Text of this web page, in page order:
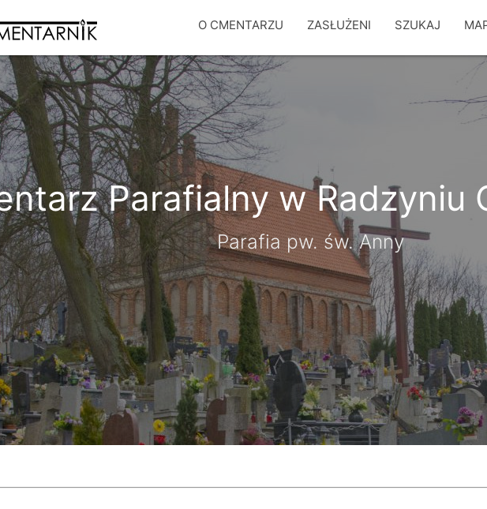
O CMENTARZU ZASŁUŻENI SZUKAJ
Parafialny w Radzyniu
Parafia pw. św. Anny